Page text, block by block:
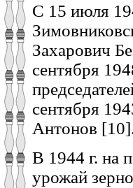
С 15 июля
Захарович
сентября
сентября
Антонов
В 1944 г. на
урожай